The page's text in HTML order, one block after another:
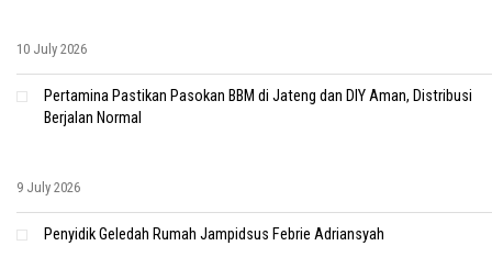
10 July 2026
Pertamina Pastikan Pasokan BBM di Jateng dan DIY Aman, Distribusi
Berjalan Normal
9 July 2026
Penyidik Geledah Rumah Jampidsus Febrie Adriansyah